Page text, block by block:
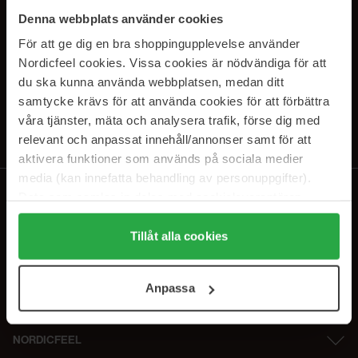
Denna webbplats använder cookies
För att ge dig en bra shoppingupplevelse använder
Nordicfeel cookies. Vissa cookies är nödvändiga för att
du ska kunna använda webbplatsen, medan ditt
samtycke krävs för att använda cookies för att förbättra
våra tjänster, mäta och analysera trafik, förse dig med
relevant och anpassat innehåll/annonser samt för att
aktivera funktioner som används på sociala medier
media (kan innefatta behandling av personuppgifter).
Genom att trycka på "Tillåt alla cookies" accepterar du
alla cookies, medan du under "Detaljer" kan anpassa
användningen av cookies. Du kan när som helst återkalla
samt vår Integritetspolicy.
Tillåt alla cookies
Anpassa
SUBSCRIBE TO OUR
NEWSLETTER
Ved å abonnere godtar du vårpersonvernerklæring. Du kan melde deg
av når som helst.
NORDICFEEL